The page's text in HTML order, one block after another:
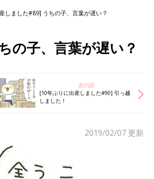
しました#89] うちの子、言葉が遅い？
の子、言葉が遅い？
次の話
[10年ぶりに出産しました#90] 引っ越
しました！
2019/02/07 更新